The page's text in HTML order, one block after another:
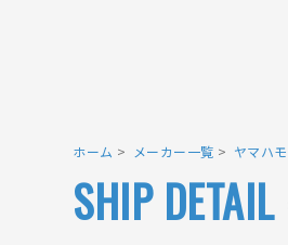
ホーム メーカー一覧 ヤマハ
SHIP DETAIL